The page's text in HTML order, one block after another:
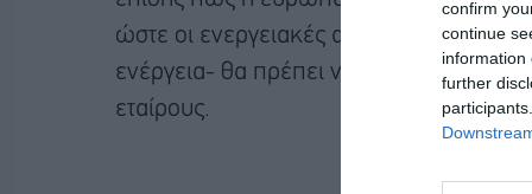
confirm
continue
information
further
ώστε οι ενεργειακές αποφάσεις
ενέργεια- θα πρέπει να ληφθούν σε
εταίρους.